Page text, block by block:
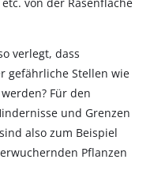
verlegt, dass
gefährliche Stellen wie
Für den
und Grenzen
also zum Beispiel
Pflanzen